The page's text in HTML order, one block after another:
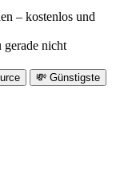
– kostenlos und
gerade nicht
💸 Günstigste